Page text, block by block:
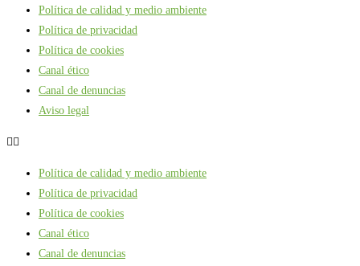
Política de calidad y medio ambiente
Política de privacidad
Política de cookies
Canal ético
Canal de denuncias
Aviso legal
Política de calidad y medio ambiente
Política de privacidad
Política de cookies
Canal ético
Canal de denuncias